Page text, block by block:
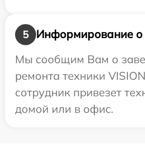
5
Информирование о
Мы сообщим Вам о
ремонта техники
сотрудник привезет
домой или в офис.